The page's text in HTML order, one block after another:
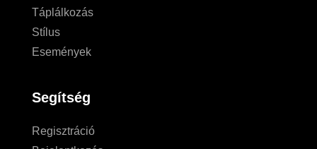
Táplálkozás
Stílus
Események
Segítség
Regisztráció